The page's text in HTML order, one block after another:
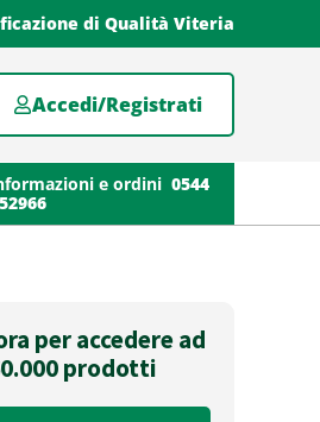
di Qualità Viteria
Accedi/Registrati
e ordini 0544
per accedere ad
prodotti